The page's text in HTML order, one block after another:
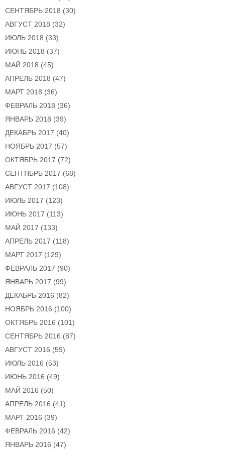
СЕНТЯБРЬ 2018 (30)
АВГУСТ 2018 (32)
ИЮЛЬ 2018 (33)
ИЮНЬ 2018 (37)
МАЙ 2018 (45)
АПРЕЛЬ 2018 (47)
МАРТ 2018 (36)
ФЕВРАЛЬ 2018 (36)
ЯНВАРЬ 2018 (39)
ДЕКАБРЬ 2017 (40)
НОЯБРЬ 2017 (57)
ОКТЯБРЬ 2017 (72)
СЕНТЯБРЬ 2017 (68)
АВГУСТ 2017 (108)
ИЮЛЬ 2017 (123)
ИЮНЬ 2017 (113)
МАЙ 2017 (133)
АПРЕЛЬ 2017 (118)
МАРТ 2017 (129)
ФЕВРАЛЬ 2017 (90)
ЯНВАРЬ 2017 (99)
ДЕКАБРЬ 2016 (82)
НОЯБРЬ 2016 (100)
ОКТЯБРЬ 2016 (101)
СЕНТЯБРЬ 2016 (87)
АВГУСТ 2016 (59)
ИЮЛЬ 2016 (53)
ИЮНЬ 2016 (49)
МАЙ 2016 (50)
АПРЕЛЬ 2016 (41)
МАРТ 2016 (39)
ФЕВРАЛЬ 2016 (42)
ЯНВАРЬ 2016 (47)